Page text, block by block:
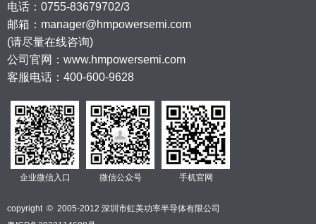
电话： 0755-83679702/3
邮箱：manager@hmpowersemi.com
(请尽量在线咨询)
公司官网：www.hmpowersemi.com
客服电话：400-600-9628
企业微信入口 微信公众号 手机官网
copyright © 2005-2012 深圳市虹美功率半导体有限公司